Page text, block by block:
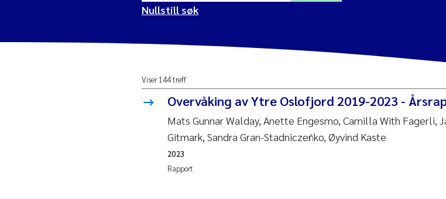
2025
2024
2022
Yan Lin
Kristina Øie Kvile
Nullstill søk
Viser 144 treff
Overvåking av Ytre Oslofjord 2019-2023 -
Mats Gunnar Walday, Anette Engesmo, Camilla With Fagerli,
Gitmark, Sandra Gran-Stadniczeñko, Øyvind Kaste
Rapport
2023